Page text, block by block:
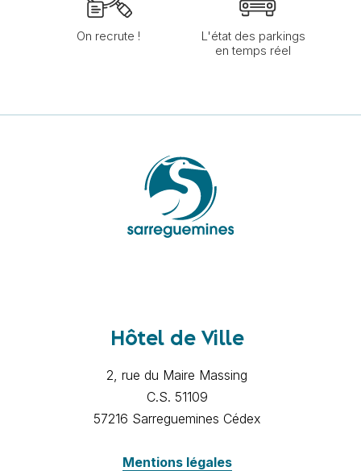
On recrute !
L'état des parkings
en temps réel
Hôtel de Ville
2, rue du Maire Massing
C.S. 51109
57216 Sarreguemines Cédex
Mentions légales